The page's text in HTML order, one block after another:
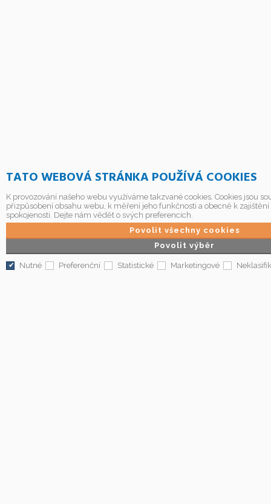
TATO WEBOVÁ STRÁNKA POUŽÍVÁ COOKIES
K provozování našeho webu využíváme takzvané cookies. Cookies jsou
přizpůsobení obsahu webu, k měření jeho funkčnosti a obecně k
spokojenosti. Dejte nám vědět o svých preferencích.
Povolit výběr
Povolit všechny cookies
Nutné Preferenční Statistické Marketingové